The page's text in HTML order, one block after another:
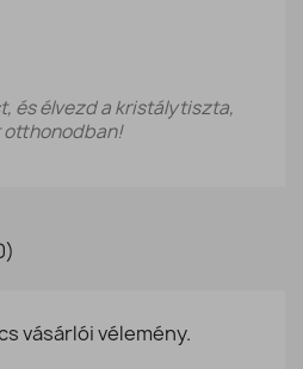
és élvezd a kristálytiszta,
otthonodban!
vásárlói vélemény.